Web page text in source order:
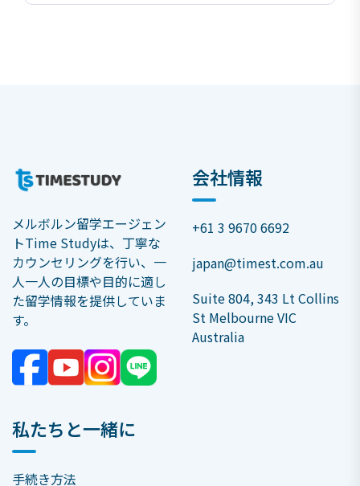
メルボルン留学エージェン
トTime Studyは、丁寧な
カウンセリングを行い、一
人一人の目標や目的に適し
た留学情報を提供していま
す。
会社情報
+61 3 9670 6692
japan@timest.com.au
Suite 804, 343 Lt Collins
St Melbourne VIC
Australia
私たちと一緒に
手続き方法